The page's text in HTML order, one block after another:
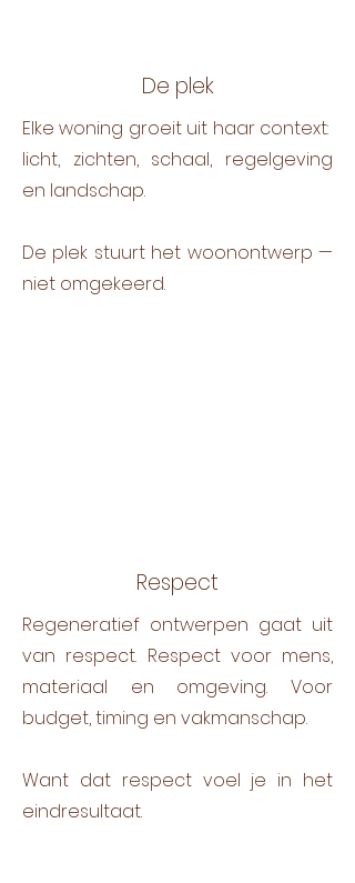
De plek
Elke woning groeit uit haar context:
licht, zichten, schaal, regelgeving
en landschap.
De plek stuurt het woonontwerp —
niet omgekeerd.
Respect
Regeneratief ontwerpen gaat uit
van respect. Respect voor mens,
materiaal en omgeving. Voor
budget, timing en vakmanschap.
Want dat respect voel je in het
eindresultaat.